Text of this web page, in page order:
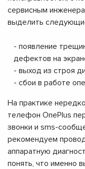
сервисным
выделить
- появление
дефектов на
- выход из строя
- сбои в работе
На практике
телефон OnePlus
звонки и sms-
рекомендуем
аппаратную
понять, что именно